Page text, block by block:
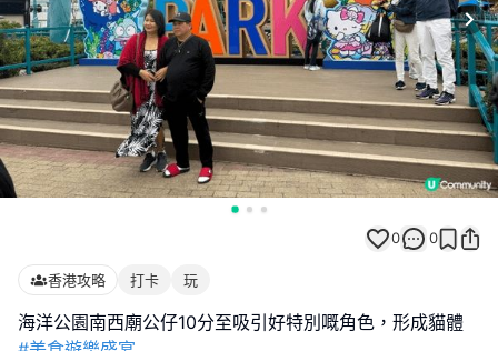
0 0
香港攻略 打卡 玩